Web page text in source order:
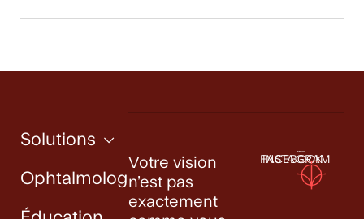
Solutions
Ophtalmologistes
Votre vision
n’est pas
exactement
FACEBOOK
INSTAGRAM